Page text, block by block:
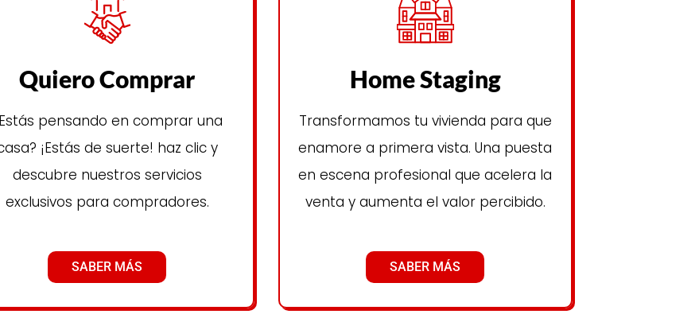
Quiero Comprar
pensando en comprar una
¡Estás de suerte! haz clic y
descubre nuestros servicios
exclusivos para compradores.
SABER MÁS
Home Staging
Transformamos tu vivienda para que
enamore a primera vista. Una puesta
en escena profesional que acelera la
venta y aumenta el valor percibido.
SABER MÁS